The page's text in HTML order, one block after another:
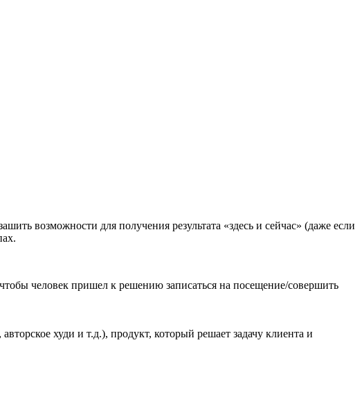
возможности для получения результата «здесь и сейчас» (даже если
человек пришел к решению записаться на посещение/совершить
худи и т.д.), продукт, который решает задачу клиента и